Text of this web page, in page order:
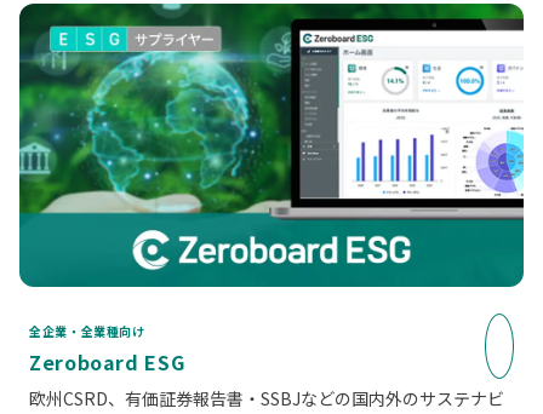
全企業・全業種向け
Zeroboard ESG
欧州CSRD、有価証券報告書・SSBJなどの国内外のサステナビ